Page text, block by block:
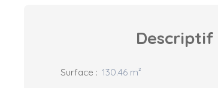
Descriptif
Surface : 130.46 m²